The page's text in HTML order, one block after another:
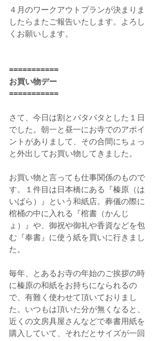
４月のワークアウトプランが決まりま
したらまたご報告いたします。よろし
くお願いします。
===========
お買い物デー
===========
さて、今日は割とバタバタとした１日
でした。朝一と昼一にお寺でのアポイ
ントがありまして、その合間にちょっ
と外出してお買い物してきました。
お買い物と言っても仕事関係のもので
す。１件目は日本橋にある『榛原（は
いばら）』という和紙店。葬儀の際に
棺桶の中に入れる『棺書（かんじ
ょ）』や、御祝や御礼や香資などを包
む『奉書』に使う紙を買いに行きまし
た。
毎年、とあるお寺の年始のご挨拶の時
に榛原の和紙をお持ちになられるの
で、有難く使わせて頂いておりまし
た。いつもは頂いた分が無くなると、
近くの文房具屋さんなどで奉書用紙を
購入していて、それだとサイズが一回